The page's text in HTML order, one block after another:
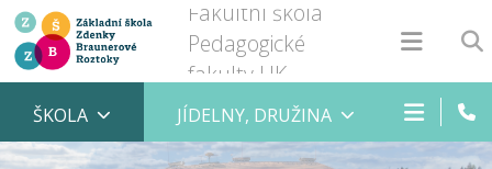
Fakultní škola
Pedagogické
fakulty UK
ŠKOLA JÍDELNY, DRUŽINA